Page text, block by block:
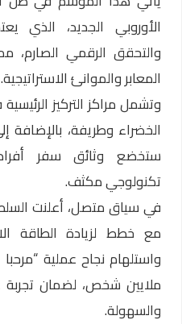
الأوروبي الجديد، الذي
والتحقق الرقمي الصارم،
المعابر والموانئ الاستراتيجية.
وتشمل مراكز التركيز
الخضراء وطريفة، بالإضافة
ستخضع وثائق سفر أفراد
تكنولوجي مكثف.
في سياق متصل، أعلنت
مع خطط لزيادة الطاقة
ملايين شخص، لضمان
والسهولة.